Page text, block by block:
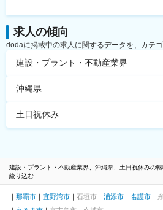
求人の傾向
dodaに掲載中の求人に関するデータを、カテゴ
建設・プラント・不動産業界
沖縄県
土日祝休み
建設・プラント・不動産業界、沖縄県、土日祝休みの
絞り込む
那覇市 宜野湾市 石垣市 浦添市 名護市